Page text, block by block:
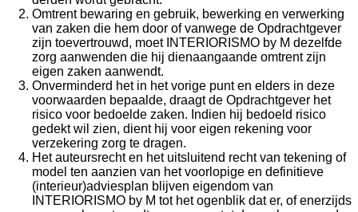
Omtrent bewaring en gebruik, bewerking en verwerking
van zaken die hem door of vanwege de Opdrachtgever
zijn toevertrouwd, moet INTERIORISMO by M dezelfde
zorg aanwenden die hij dienaangaande omtrent zijn
eigen zaken aanwendt.
Onverminderd het in het vorige punt en elders in deze
voorwaarden bepaalde, draagt de Opdrachtgever het
risico voor bedoelde zaken. Indien hij bedoeld risico
gedekt wil zien, dient hij voor eigen rekening voor
verzekering zorg te dragen.
Het auteursrecht en het uitsluitend recht van tekening of
model ten aanzien van het voorlopige en definitieve
(interieur)adviesplan blijven eigendom van
INTERIORISMO by M tot het ogenblik dat er, of enerzijds